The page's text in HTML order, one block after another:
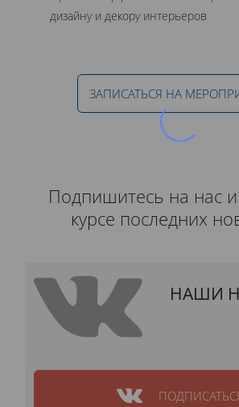
дизайну и декору интерьеров
ЗАПИСАТЬСЯ НА
Подпишитесь на нас и
курсе последних
НАШИ